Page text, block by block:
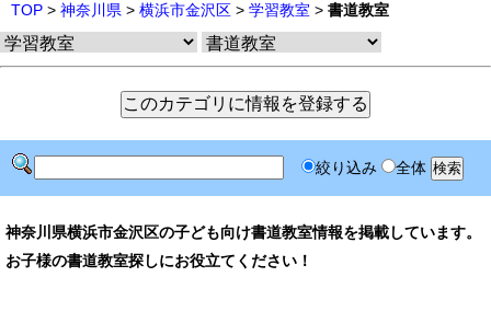
TOP > 神奈川県 > 横浜市金沢区 > 学習教室 > 書道教室
絞り込み 全体
神奈川県横浜市金沢区の子ども向け書道教室情報を掲載しています。
お子様の書道教室探しにお役立てください！